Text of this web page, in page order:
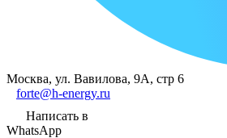
Москва, ул. Вавилова, 9А, стр 6
forte@h-energy.ru
Написать в
WhatsApp